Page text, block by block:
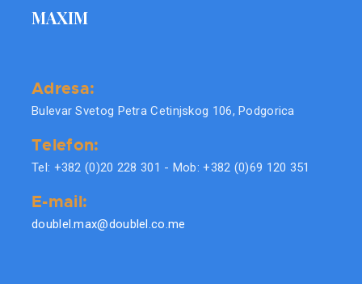
MAXIM
Adresa:
Bulevar Svetog Petra Cetinjskog 106, Podgorica
Telefon:
Tel: +382 (0)20 228 301 - Mob: +382 (0)69 120 351
E-mail:
doublel.max@doublel.co.me